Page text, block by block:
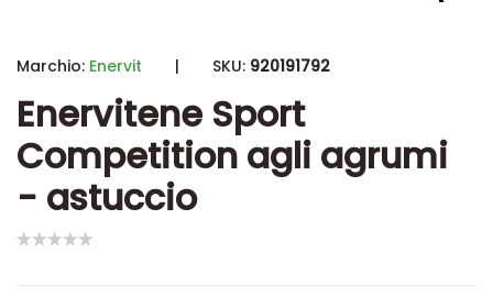
Marchio: Enervit | SKU: 920191792
Enervitene Sport
Competition agli agrumi
- astuccio